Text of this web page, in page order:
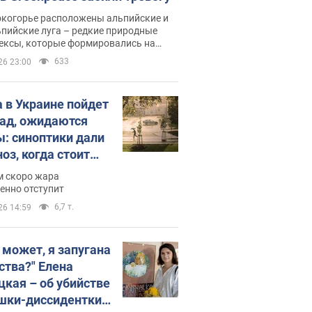
расположены альпийские и
луга – редкие природные
которые формировались на
сотен лет
23:00 633
Украине пойдет
ожидаются
синоптики дали
когда стоит
изменения
скоро жара
отступит
14:59 6,7 т.
я запугана
Елена
– об убийстве
диссидентки